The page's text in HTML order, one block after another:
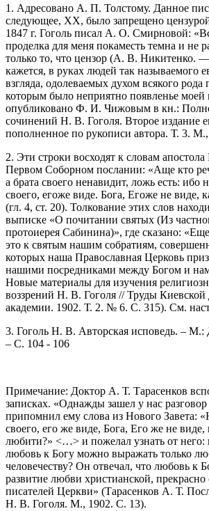
1. Адресовано А. П. Толстому. Данное
следующее, XX, было запрещено
1847 г. Гоголь писал А. О. Смирновой:
проделка для меня покаместь темна и не
только то, что цензор (А. В.
кажется, в руках людей так называемого
взгляда, одолеваемых духом всякого рода
которым было неприятно появленье
опубликовано Ф. И. Чижовым в кн.:
сочинений Н. В. Гоголя. Второе издание
пополненное по рукописи автора. Т. 3.
2. Эти строки восходят к словам
Первом Соборном послании: «Аще кто
а брата своего ненавидит, ложь есть: ибо
своего, егоже виде. Бога, Егоже не виде,
(гл. 4, ст. 20). Толкование этих слов
выписке «О почитании святых (Из
протоиерея Сабинина)», где сказано:
это к святым нашим собратиям,
которых наша Православная Церковь
нашими посредниками между Богом и
Новые материалы для изучения
воззрений Н. В. Гоголя // Труды
академии. 1902. Т. 2. № 6. С. 315). См.
3. Гоголь Н. В. Авторская исповедь. – М.:
– С. 104 - 106
Примечание: Доктор А. Т. Тарасенков
записках. «Однажды зашел у нас
припомнил ему слова из Нового Завета:
своего, его же виде, Бога, Его же не виде,
любити?» <…> и пожелал узнать от него:
любовь к Богу можно выражать только
человечеству? Он отвечал, что любовь к
развитие любви христианской, прекрасно
писателей Церкви» (Тарасенков А. Т.
Н. В. Гоголя. М., 1902. С. 13).